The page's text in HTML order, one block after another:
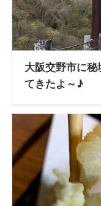
大阪交野市に秘
てきたよ～♪